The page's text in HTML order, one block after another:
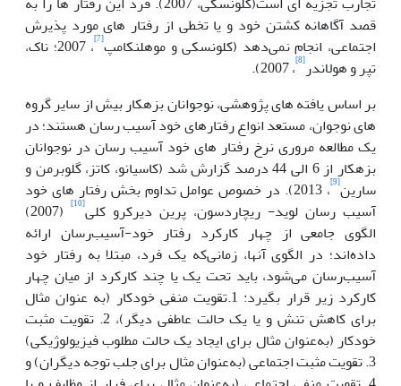
قصد آگاهانه کشتن خود و یا تخطی از رفتار های مورد پذیرش
اجتماعی، انجام نمی‌دهد (کلونسکی و موهلنکامپ[7]
، 2007؛ ناک،
تپر و هولاندر[8] ، 2007).
بر اساس یافته های پژوهشی، نوجوانان بزهکار بیش از سایر گروه
های نوجوان، مستعد انواع رفتارهای خود آسیب رسان هستند؛ در
یک مطالعه مروری نرخ رفتار های خود آسیب رسان در نوجوانان
بزهکار از 6 الی 44 درصد گزارش شد (کاسیانو، کاتز، گلوبرمن و
سارین[9]
، 2013). در خصوص عوامل تداوم بخش رفتار های خود
آسیب رسان لوید- ریچاردسون، پرین دیرکرو کلی[10]
(2007)
الگوی جامعی از چهار کارکرد رفتار خود-آسیب‌رسان ارائه
داده‌اند؛ در الگوی آنها، زمانی‌که یک فرد، مبتلا به رفتار خود
آسیب‌رسان می‌شود، باید تحت یک یا چند کارکرد از میان چهار
کارکرد زیر قرار بگیرد: 1.تقویت منفی خودکار (به‌ عنوان مثال
برای کاهش تنش و یا یک حالت عاطفی دیگر)، 2. تقویت مثبت
خودکار (به‌عنوان مثال برای ایجاد یک حالت مطلوب فیزیولوژیکی)
3. تقویت مثبت اجتماعی (به‌عنوان مثال برای جلب توجه دیگران) و